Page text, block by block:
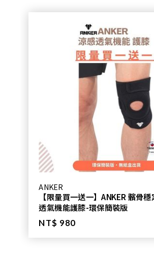
ANKER
【限量買一送一】ANKER 髕骨
透氣機能護膝-環保簡裝版
NT$ 980